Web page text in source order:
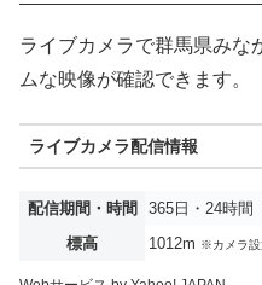
ライブカメラで群馬県みな
ムな映像が確認できます。
ライブカメラ配信情報
配信期間・時間
365日・24時間
標高
1012m ※カメラ設